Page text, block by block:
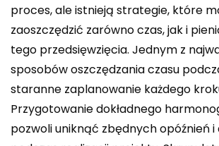
proces, ale istnieją strategie, które
zaoszczędzić zarówno czas, jak i
tego przedsięwzięcia. Jednym z
sposobów oszczędzania czasu
staranne zaplanowanie każdego
Przygotowanie dokładnego
pozwoli uniknąć zbędnych opóźnień i